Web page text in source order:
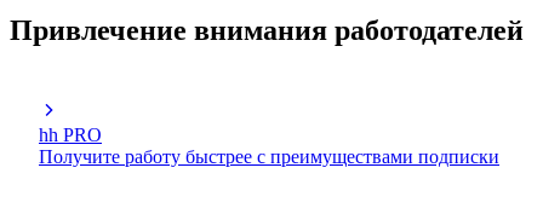
Привлечение внимания работодателей
hh PRO
Получите работу быстрее с преимуществами подписки